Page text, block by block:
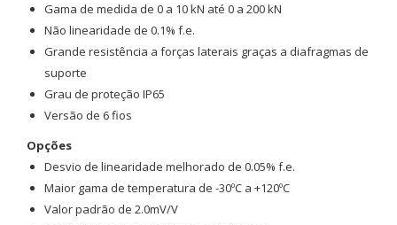
Gama de medida de 0 a 10 kN até 0 a 200 kN
Não linearidade de 0.1% f.e.
Grande resistência a forças laterais graças a diafragmas de
suporte
Grau de proteção IP65
Versão de 6 fios
Opções
Desvio de linearidade melhorado de 0.05% f.e.
Maior gama de temperatura de -30ºC a +120ºC
Valor padrão de 2.0mV/V